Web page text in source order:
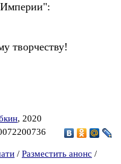
творчеству!
, 2020
/ Разместить анонс /